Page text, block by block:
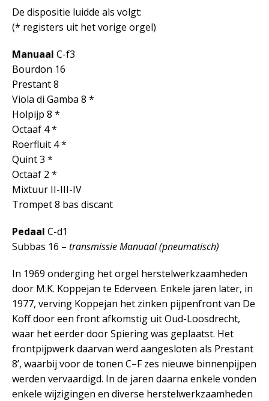
De dispositie luidde als volgt:
(* registers uit het vorige orgel)
Manuaal C-f3
Bourdon 16
Prestant 8
Viola di Gamba 8 *
Holpijp 8 *
Octaaf 4 *
Roerfluit 4 *
Quint 3 *
Octaaf 2 *
Mixtuur II-III-IV
Trompet 8 bas discant
Pedaal C-d1
Subbas 16 – transmissie Manuaal (pneumatisch)
In 1969 onderging het orgel herstelwerkzaamheden
door M.K. Koppejan te Ederveen. Enkele jaren later, in
1977, verving Koppejan het zinken pijpenfront van De
Koff door een front afkomstig uit Oud-Loosdrecht,
waar het eerder door Spiering was geplaatst. Het
frontpijpwerk daarvan werd aangesloten als Prestant
8’, waarbij voor de tonen C–F zes nieuwe binnenpijpen
werden vervaardigd. In de jaren daarna enkele vonden
enkele wijzigingen en diverse herstelwerkzaamheden